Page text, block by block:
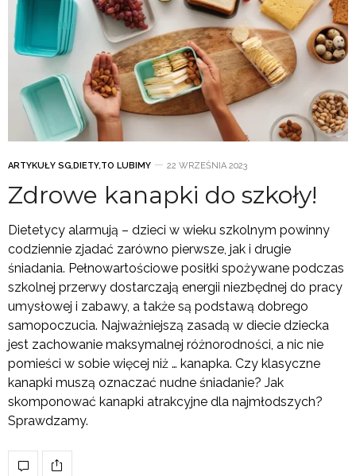
ARTYKUŁY SG,DIETY,TO LUBIMY 22 WRZEŚNIA 2023
Zdrowe kanapki do szkoły!
Dietetycy alarmują – dzieci w wieku szkolnym powinny
codziennie zjadać zarówno pierwsze, jak i drugie
śniadania. Pełnowartościowe posiłki spożywane podczas
szkolnej przerwy dostarczają energii niezbędnej do pracy
umysłowej i zabawy, a także są podstawą dobrego
samopoczucia. Najważniejszą zasadą w diecie dziecka
jest zachowanie maksymalnej różnorodności, a nic nie
pomieści w sobie więcej niż … kanapka. Czy klasyczne
kanapki muszą oznaczać nudne śniadanie? Jak
skomponować kanapki atrakcyjne dla najmłodszych?
Sprawdzamy.